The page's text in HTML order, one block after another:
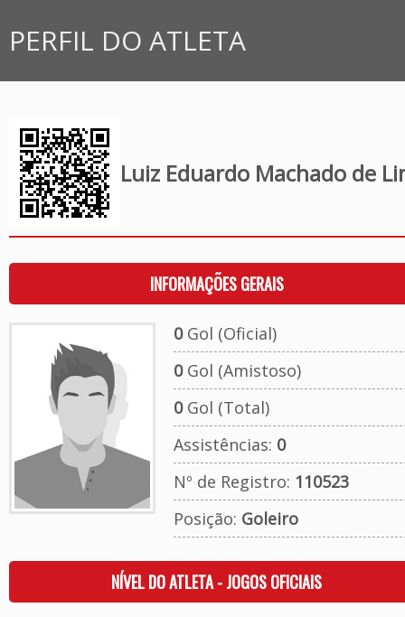
PERFIL DO ATLETA
Luiz Eduardo Machado de
INFORMAÇÕES GERAIS
0Gol (Oficial)
0Gol (Amistoso)
0Gol (Total)
Assistências: 0
Nº de Registro: 110523
Posição: Goleiro
NÍVEL DO ATLETA - JOGOS OFICIAIS